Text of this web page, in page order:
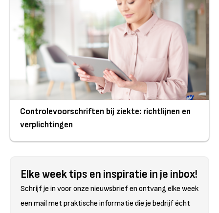
Controlevoorschriften bij ziekte: richtlijnen en
verplichtingen
Elke week tips en inspiratie in je inbox!
Schrijf je in voor onze nieuwsbrief en ontvang elke week
een mail met praktische informatie die je bedrijf écht